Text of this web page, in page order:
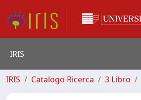
IRIS
IRIS Catalogo Ricerca 3 Libro